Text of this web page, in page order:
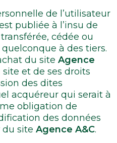
de l’utilisateur
publiée à l’insu de
cédée ou
à des tiers.
du site Agence
et de ses droits
des dites
acquéreur qui serait à
obligation de
des données
du site Agence A&C.